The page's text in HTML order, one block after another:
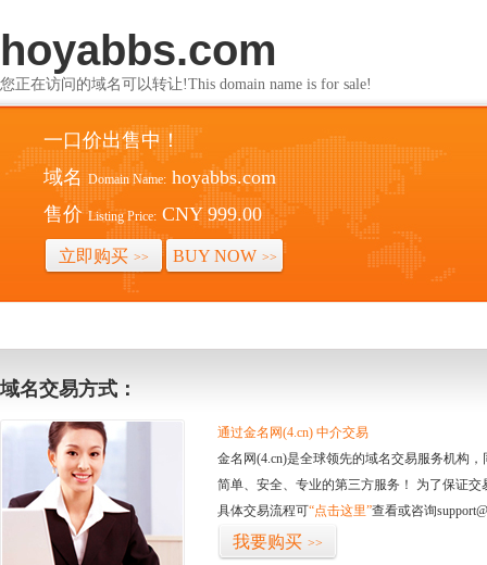
hoyabbs.com
您正在访问的域名可以转让!This domain name is for sale!
一口价出售中！
域名 Domain Name: hoyabbs.com
售价 Listing Price: CNY 999.00
立即购买 >> BUY NOW >>
域名交易方式：
通过金名网(4.cn) 中介交易
金名网(4.cn)是全球领先的域名交易服务机构
简单、安全、专业的第三方服务！ 为了保证
具体交易流程可“点击这里”查看或咨询
我要购买 >>